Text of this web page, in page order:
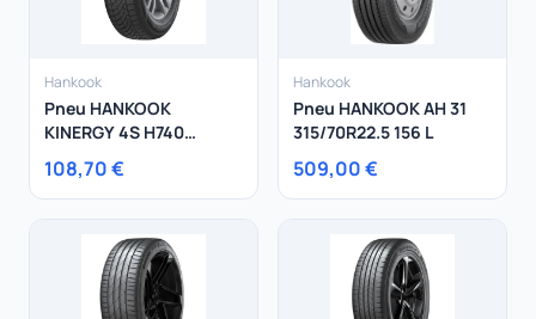
Hankook
Pneu HANKOOK
KINERGY 4S H740
195/60R16 89H
108,70 €
Hankook
Pneu HANKOOK AH 31
315/70R22.5 156 L
509,00 €